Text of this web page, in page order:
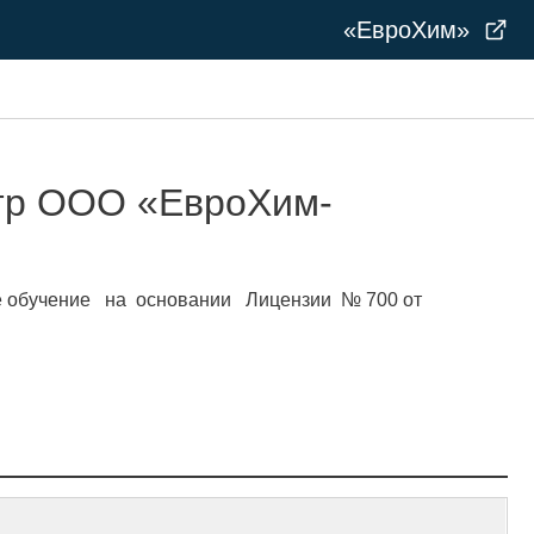
«ЕвроХим»
ООО «ЕвроХим-
обучение на основании Лицензии № 700 от